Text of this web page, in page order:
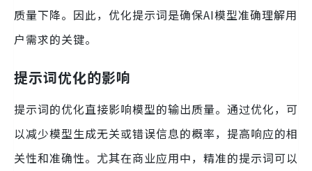
质量下降。因此，优化提示词是确保AI模型准确理解用
户需求的关键。
提示词优化的影响
提示词的优化直接影响模型的输出质量。通过优化，可
以减少模型生成无关或错误信息的概率，提高响应的相
关性和准确性。尤其在商业应用中，精准的提示词可以